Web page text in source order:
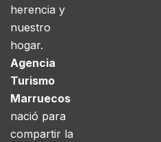
herencia y
nuestro
hogar.
Agencia
Turismo
Marruecos
nació para
compartir la